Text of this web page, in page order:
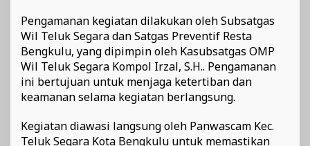
Pengamanan kegiatan dilakukan oleh Subsatgas
Wil Teluk Segara dan Satgas Preventif Resta
Bengkulu, yang dipimpin oleh Kasubsatgas OMP
Wil Teluk Segara Kompol Irzal, S.H.. Pengamanan
ini bertujuan untuk menjaga ketertiban dan
keamanan selama kegiatan berlangsung.
Kegiatan diawasi langsung oleh Panwascam Kec.
Teluk Segara Kota Bengkulu untuk memastikan